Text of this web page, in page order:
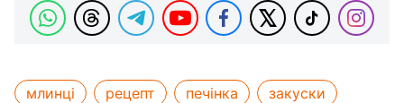
млинці рецепт печінка закуски